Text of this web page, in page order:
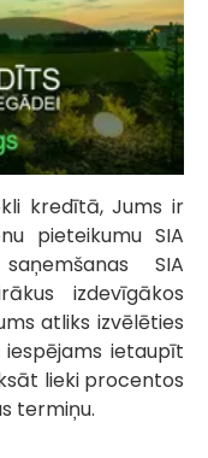
kredītā, Jums ir
pieteikumu SIA
SIA
izdevīgākos
atliks izvēlēties
ietaupīt
lieki procentos
termiņu.